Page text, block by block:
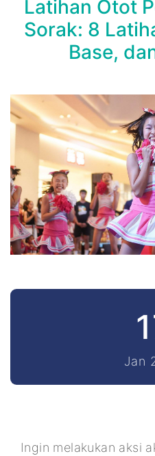
Latihan Otot
Sorak: 8
Base,
Jan
Ingin melakukan aksi